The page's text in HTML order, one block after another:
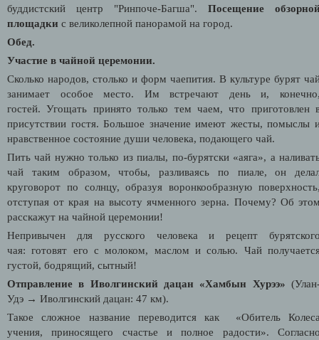
буддистский центр "Ринпоче-Багша". Посещение
площадки с великолепной панорамой на город.
Обед.
Участие в чайной церемонии.
Сколько народов, столько и форм чаепития. В культуре бурят
занимает особое место. Им встречают день и,
гостей. Угощать принято только тем чаем, что приготовлен
присутствии гостя. Большое значение имеют жесты, помыслы
нравственное состояние души человека, подающего чай.
Пить чай нужно только из пиалы, по-бурятски «аяга», а
чай таким образом, чтобы, разливаясь по пиале, он
круговорот по солнцу, образуя воронкообразную
отступая от края на высоту ячменного зерна. Почему? Об
расскажут на чайной церемонии!
Непривычен для русского человека и рецепт
чая:готовят его с молоком, маслом и солью. Чай
густой, бодрящий, сытный!
Отправление в Иволгинский дацан «Хамбын Хурээ»
Удэ → Иволгинский дацан: 47 км).
Такое сложное название переводится как «Обитель
учения, приносящего счастье и полное радости».